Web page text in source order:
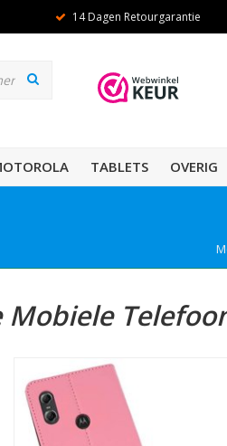
14 Dagen Retourgarantie
TABLETS OVERIG